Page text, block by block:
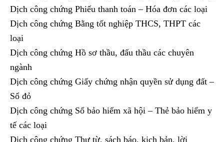
Dịch công chứng Phiếu thanh toán – Hóa đơn các loại
Dịch công chứng Bằng tốt nghiệp THCS, THPT các
loại
Dịch công chứng Hồ sơ thầu, đấu thầu các chuyên
ngành
Dịch công chứng Giấy chứng nhận quyền sử dụng đất –
Sổ đỏ
Dịch công chứng Sổ bảo hiểm xã hội – Thẻ bảo hiểm y
tế các loại
Dịch công chứng Thư từ, sách báo, kịch bản, lời